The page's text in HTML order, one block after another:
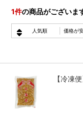
1件の商品がございま
人気順 価格が
【冷凍